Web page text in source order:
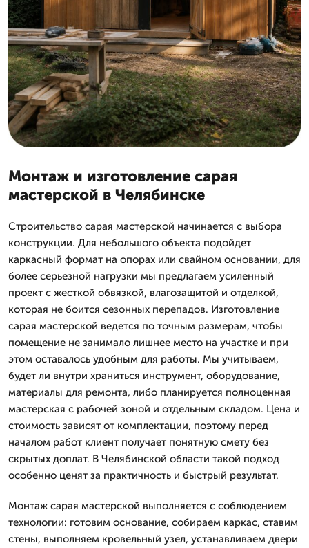
Монтаж и изготовление сарая
мастерской в Челябинске
Строительство сарая мастерской начинается с выбора
конструкции. Для небольшого объекта подойдет
каркасный формат на опорах или свайном основании, для
более серьезной нагрузки мы предлагаем усиленный
проект с жесткой обвязкой, влагозащитой и отделкой,
которая не боится сезонных перепадов. Изготовление
сарая мастерской ведется по точным размерам, чтобы
помещение не занимало лишнее место на участке и при
этом оставалось удобным для работы. Мы учитываем,
будет ли внутри храниться инструмент, оборудование,
материалы для ремонта, либо планируется полноценная
мастерская с рабочей зоной и отдельным складом. Цена и
стоимость зависят от комплектации, поэтому перед
началом работ клиент получает понятную смету без
скрытых доплат. В Челябинской области такой подход
особенно ценят за практичность и быстрый результат.
Монтаж сарая мастерской выполняется с соблюдением
технологии: готовим основание, собираем каркас, ставим
стены, выполняем кровельный узел, устанавливаем двери